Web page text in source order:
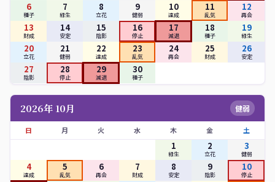
6
種子
7
緑生
8
立花
9
健弱
10
達成
11
乱気
12
再会
13
財成
14
安定
15
陰影
16
停止
17
減退
18
種子
19
緑生
20
立花
21
健弱
22
達成
23
乱気
24
再会
25
財成
26
安定
27
陰影
28
停止
29
減退
30
種子
2026年 10月 健弱
日 月 火 水 木 金 土
1
緑生
2
立花
3
健弱
4
達成
5
乱気
6
再会
7
財成
8
安定
9
陰影
10
停止